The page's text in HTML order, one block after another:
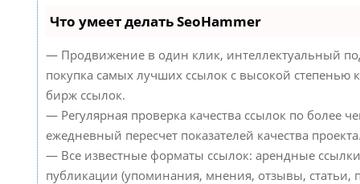
Что умеет делать SeoHammer
— Продвижение в один клик, интеллектуальный
покупка самых лучших ссылок с высокой степенью
бирж ссылок.
— Регулярная проверка качества ссылок по более
ежедневный пересчет показателей качества
— Все известные форматы ссылок: арендные
публикации (упоминания, мнения, отзывы, статьи,